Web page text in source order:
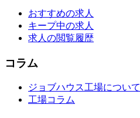
おすすめの求人
キープ中の求人
求人の閲覧履歴
コラム
ジョブハウス工場について
工場コラム